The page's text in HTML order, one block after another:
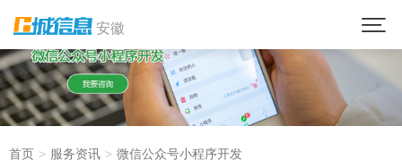
安徽
首页 服务资讯 微信公众号小程序开发